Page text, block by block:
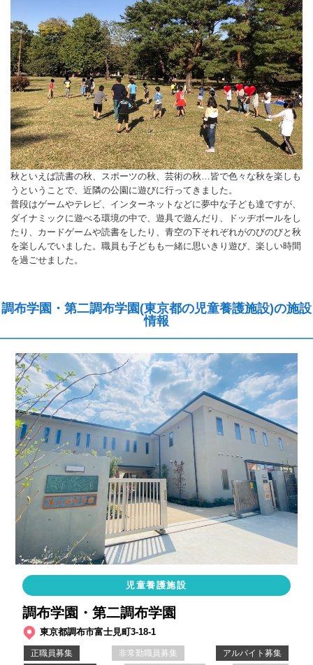
秋といえば読書の秋、スポーツの秋、芸術の秋…皆で色々な秋を楽しも
うということで、近隣の公園に遊びに行ってきました。
普段はゲームやテレビ、インターネットなどに夢中な子ども達ですが、
ダイナミックに遊べる環境の中で、遊具で遊んだり、ドッヂボールをし
たり、カードゲームや読書をしたり、青空の下それぞれがのびのびと秋
を楽しんでいました。職員も子どもも一緒に思いきり遊び、楽しい時間
を過ごせました。
調布学園・第二調布学園(東京都の児童養護施設)の施設
情報
児童養護施設
調布学園・第二調布学園
東京都調布市富士見町3-18-1
正職員募集 非常勤職員募集
アルバイト募集